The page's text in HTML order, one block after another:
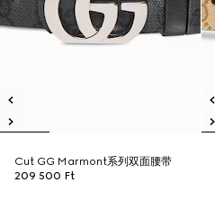
Cut GG Marmont系列双面腰带
209 500 Ft